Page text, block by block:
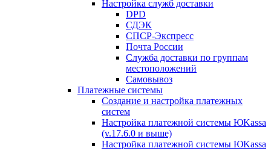
Настройка служб доставки
DPD
СДЭК
СПСР-Экспресс
Почта России
Служба доставки по группам
местоположений
Самовывоз
Платежные системы
Создание и настройка платежных
систем
Настройка платежной системы ЮKassa
(v.17.6.0 и выше)
Настройка платежной системы ЮKassa